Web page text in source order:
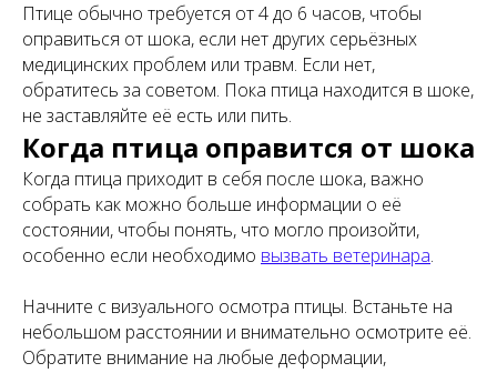
Птице обычно требуется от 4 до 6 часов, чтобы
оправиться от шока, если нет других серьёзных
медицинских проблем или травм. Если нет,
обратитесь за советом. Пока птица находится в шоке,
не заставляйте её есть или пить.
Когда птица оправится от шока
Когда птица приходит в себя после шока, важно
собрать как можно больше информации о её
состоянии, чтобы понять, что могло произойти,
особенно если необходимо вызвать ветеринара.
Начните с визуального осмотра птицы. Встаньте на
небольшом расстоянии и внимательно осмотрите её.
Обратите внимание на любые деформации,